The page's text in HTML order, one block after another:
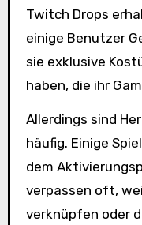
Twitch Drops
einige Benutzer
sie exklusive
haben, die ihr
Allerdings sind
häufig. Einige
dem
verpassen oft,
verknüpfen oder